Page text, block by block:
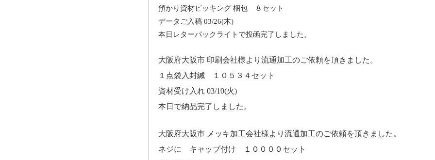
預かり資材ピッキング 梱包 ８セット
データご入稿 03/26(木)
本日レターパックライトで投函完了しました。
大阪府大阪市 印刷会社様より流通加工のご依頼を頂きました。
１点袋入封緘 １０５３４セット
資材受け入れ 03/10(火)
本日で納品完了しました。
大阪府大阪市 メッキ加工会社様より流通加工のご依頼を頂きました。
ネジに キャップ付け １００００セット